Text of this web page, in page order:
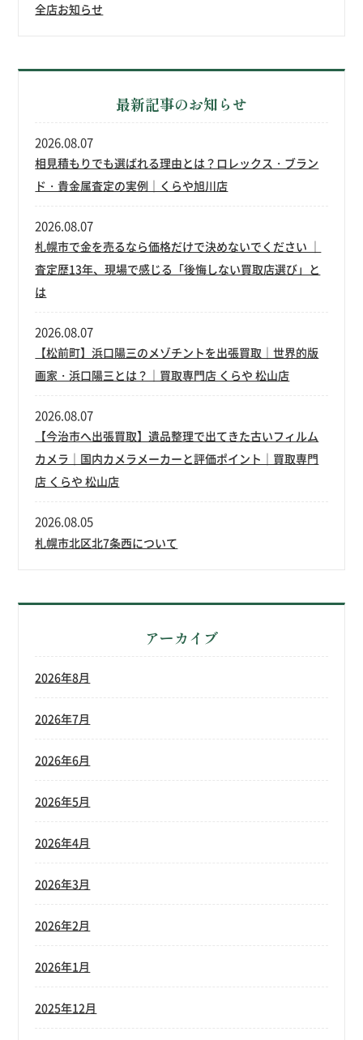
全店お知らせ
最新記事のお知らせ
相見積もりでも選ばれる理由とは？ロレックス・ブラン
ド・貴金属査定の実例｜くらや旭川店
2026.08.07
札幌市で金を売るなら価格だけで決めないでください ｜
査定歴13年、現場で感じる「後悔しない買取店選び」と
は
2026.08.07
【松前町】浜口陽三のメゾチントを出張買取｜世界的版
画家・浜口陽三とは？｜買取専門店 くらや 松山店
2026.08.07
【今治市へ出張買取】遺品整理で出てきた古いフィルム
カメラ｜国内カメラメーカーと評価ポイント｜買取専門
店 くらや 松山店
2026.08.07
札幌市北区北7条西について
2026.08.05
アーカイブ
2026年8月
2026年7月
2026年6月
2026年5月
2026年4月
2026年3月
2026年2月
2026年1月
2025年12月